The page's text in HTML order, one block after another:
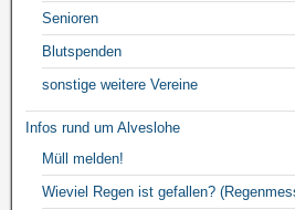
Senioren
Blutspenden
sonstige weitere Vereine
Infos rund um Alveslohe
Müll melden!
Wieviel Regen ist gefallen?